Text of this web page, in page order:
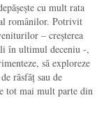
cu mult rata
românilor. Potrivit
– creșterea
în ultimul deceniu -,
să exploreze
răsfăț sau de
tot mai mult parte din